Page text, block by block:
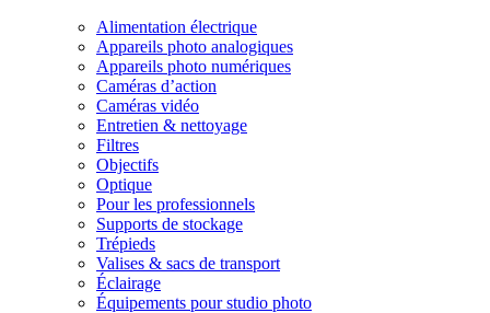
Alimentation électrique
Appareils photo analogiques
Appareils photo numériques
Caméras d’action
Caméras vidéo
Entretien & nettoyage
Filtres
Objectifs
Optique
Pour les professionnels
Supports de stockage
Trépieds
Valises & sacs de transport
Éclairage
Équipements pour studio photo